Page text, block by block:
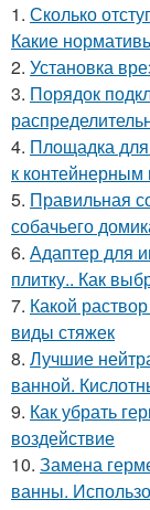
1. Сколько
Какие
2. Установка
3. Порядок
4. Площадка
к
5. Правильная
собачьего
6. Адаптер для
плитку.. Как
7. Какой
виды стяжек
8. Лучшие
ванной.
9. Как убрать
воздействие
10. Замена
ванны.